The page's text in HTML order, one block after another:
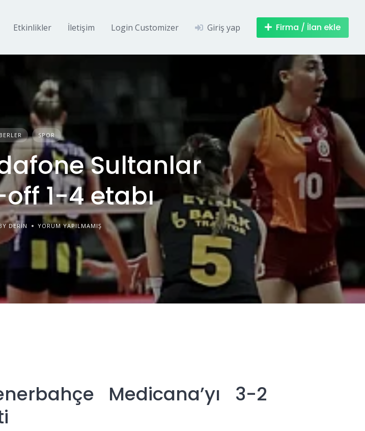
Etkinlikler İletişim Login Customizer Giriş yap Firma / İlan ekle
SPOR
Sultanlar
1-4 etabı
DERIN YORUM YAPILMAMIŞ
Medicana’yı 3-2